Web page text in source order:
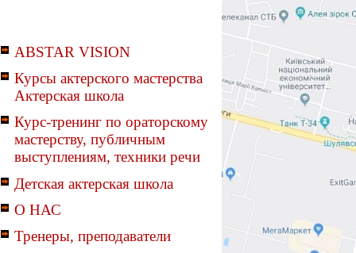
ABSTAR VISION
Курсы актерского мастерства
Актерская школа
Курс-тренинг по ораторскому
мастерству, публичным
выступлениям, техники речи
Детская актерская школа
О НАС
Тренеры, преподаватели